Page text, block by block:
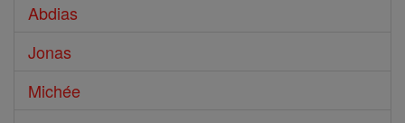
Abdias
Jonas
Michée